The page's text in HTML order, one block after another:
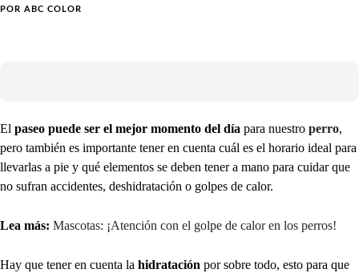
POR ABC COLOR
El paseo puede ser el mejor momento del día para nuestro perro,
pero también es importante tener en cuenta cuál es el horario ideal para
llevarlas a pie y qué elementos se deben tener a mano para cuidar que
no sufran accidentes, deshidratación o golpes de calor.
Lea más: Mascotas: ¡Atención con el golpe de calor en los perros!
Hay que tener en cuenta la hidratación por sobre todo, esto para que